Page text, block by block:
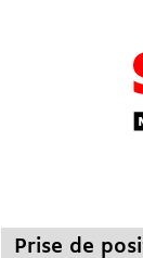
Prise de